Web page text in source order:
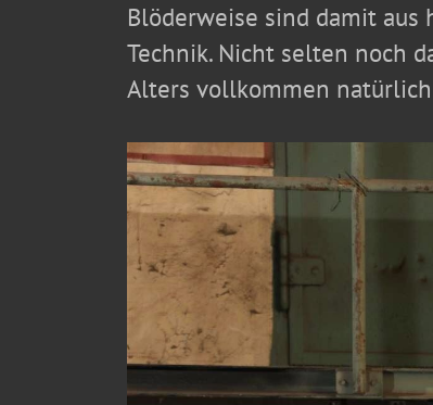
Blöderweise sind damit
Technik. Nicht selten noch
Alters vollkommen natürlich